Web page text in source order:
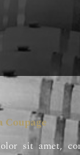
Coupage
sit amet,